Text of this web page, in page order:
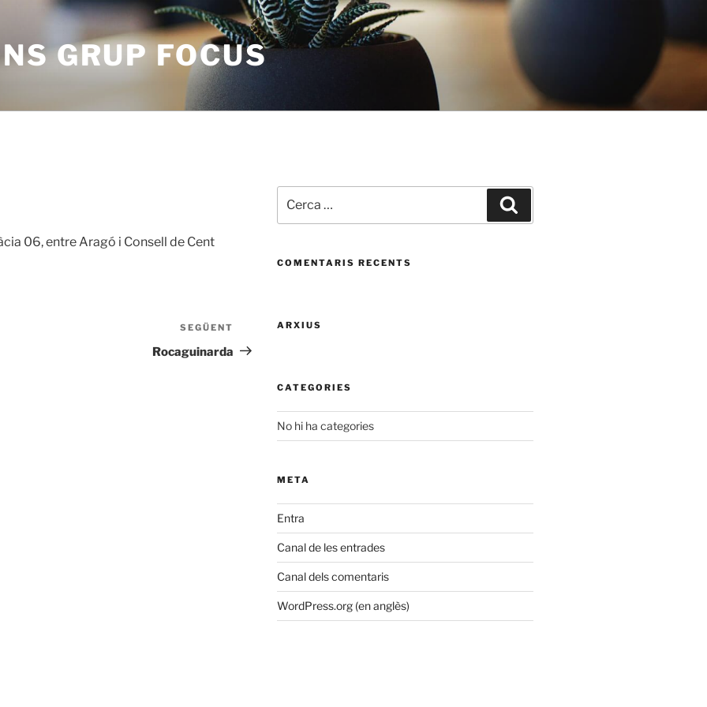
GRUP FOCUS
06, entre Aragó i Consell de Cent
Entrada
següent
SEGÜENT
Rocaguinarda
COMENTARIS RECENTS
ARXIUS
CATEGORIES
No hi ha categories
META
Entra
Canal de les entrades
Canal dels comentaris
WordPress.org (en anglès)